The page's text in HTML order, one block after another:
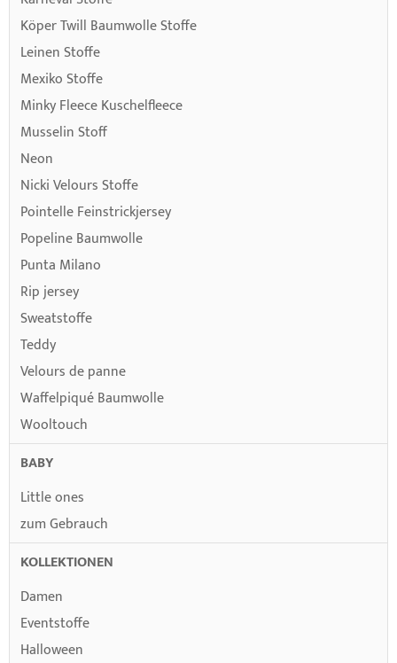
Köper Twill Baumwolle Stoffe
Leinen Stoffe
Mexiko Stoffe
Minky Fleece Kuschelfleece
Musselin Stoff
Neon
Nicki Velours Stoffe
Pointelle Feinstrickjersey
Popeline Baumwolle
Punta Milano
Rip jersey
Sweatstoffe
Teddy
Velours de panne
Waffelpiqué Baumwolle
Wooltouch
BABY
Little ones
zum Gebrauch
KOLLEKTIONEN
Damen
Eventstoffe
Halloween